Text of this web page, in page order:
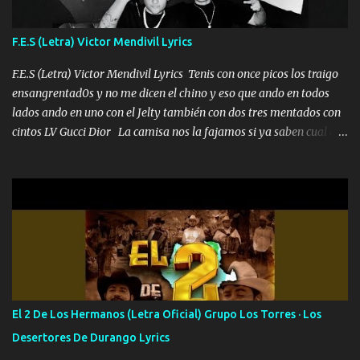
traigo El chiste es que hago lo que quiero pues así soy me mandó
yo tengo el control a todos yo les paro el dedo soy hocicon un
malcriado un malandrón Que Les importa no saben nada falsas
las risas las que me miran hay gente corriente no quieren ve...
F.E.S (Letra) Victor Mendivil Lyrics
F.E.S (Letra) Victor Mendivil Lyrics Tenis con once picos los traigo
ensangrentad0s y no me dicen el chino y eso que ando en todos
lados ando en uno con el Jelty también con dos tres mentados con
cintos LV Gucci Dior La camisa nos la fajamos si ya saben cual es
estándares 110 mil records de pistas no me falta mucho para
verme en las revistas Ya pasé Italia Japón Madrid Milán y también
Francia ropa de 100.000 bolas Louis vuitton es mi fragancia
repleta de presidentes la bolsa estoy en mi pic si no se han dado
cuenta chequeen gráficas del kitch
El 2 De Los Hermanos (Letra Oficial) Grupo Los Torres · Los
Desertores De Durango Lyrics